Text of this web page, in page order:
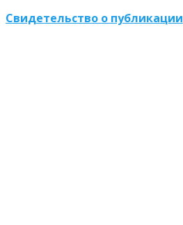
Свидетельство о публикации